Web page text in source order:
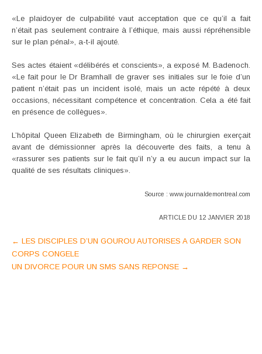
«Le plaidoyer de culpabilité vaut acceptation que ce qu’il a fait
n’était pas seulement contraire à l’éthique, mais aussi répréhensible
sur le plan pénal», a-t-il ajouté.
Ses actes étaient «délibérés et conscients», a exposé M. Badenoch.
«Le fait pour le Dr Bramhall de graver ses initiales sur le foie d’un
patient n’était pas un incident isolé, mais un acte répété à deux
occasions, nécessitant compétence et concentration. Cela a été fait
en présence de collègues».
L’hôpital Queen Elizabeth de Birmingham, où le chirurgien exerçait
avant de démissionner après la découverte des faits, a tenu à
«rassurer ses patients sur le fait qu’il n’y a eu aucun impact sur la
qualité de ses résultats cliniques».
Source : www.journaldemontreal.com
ARTICLE DU 12 JANVIER 2018
Post
navigation
← LES DISCIPLES D’UN GOUROU AUTORISES A GARDER SON
CORPS CONGELE
UN DIVORCE POUR UN SMS SANS REPONSE →